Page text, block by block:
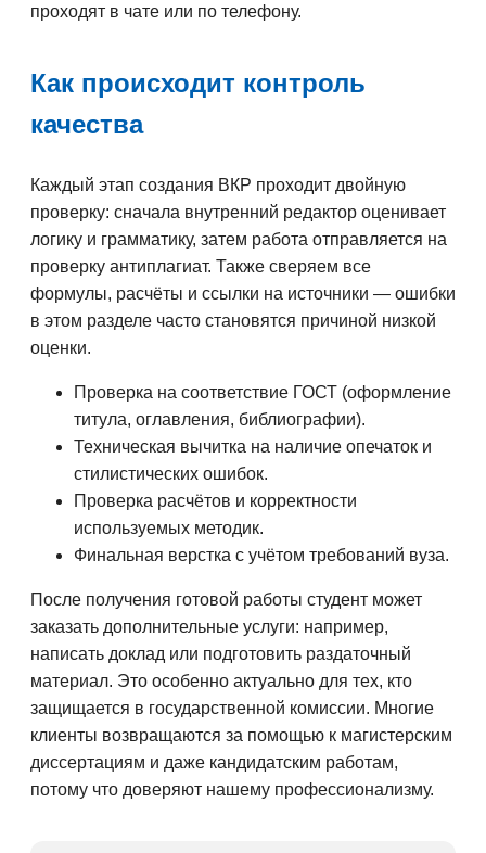
проходят в чате или по телефону.
Как происходит контроль
качества
Каждый этап создания ВКР проходит двойную
проверку: сначала внутренний редактор оценивает
логику и грамматику, затем работа отправляется на
проверку антиплагиат. Также сверяем все
формулы, расчёты и ссылки на источники — ошибки
в этом разделе часто становятся причиной низкой
оценки.
Проверка на соответствие ГОСТ (оформление
титула, оглавления, библиографии).
Техническая вычитка на наличие опечаток и
стилистических ошибок.
Проверка расчётов и корректности
используемых методик.
Финальная верстка с учётом требований вуза.
После получения готовой работы студент может
заказать дополнительные услуги: например,
написать доклад или подготовить раздаточный
материал. Это особенно актуально для тех, кто
защищается в государственной комиссии. Многие
клиенты возвращаются за помощью к магистерским
диссертациям и даже кандидатским работам,
потому что доверяют нашему профессионализму.